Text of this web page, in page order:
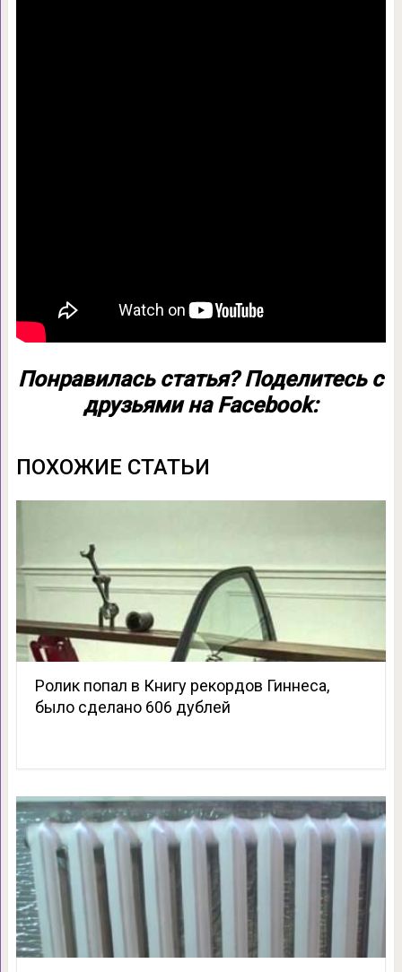
Понравилась статья? Поделитесь с
друзьями на Facebook:
ПОХОЖИЕ СТАТЬИ
Ролик попал в Книгу рекордов Гиннеса,
было сделано 606 дублей